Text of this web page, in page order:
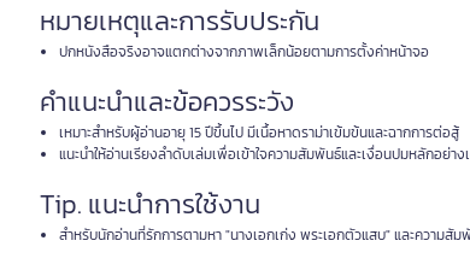
หมายเหตุและการรับประกัน
ปกหนังสือจริงอาจแตกต่างจากภาพเล็กน้อยตามการตั้งค่าหน้าจอ
คำแนะนำและข้อควรระวัง
เหมาะสำหรับผู้อ่านอายุ 15 ปีขึ้นไป มีเนื้อหาดราม่าเข้มข้นและฉากการต่อสู้
แนะนำให้อ่านเรียงลำดับเล่มเพื่อเข้าใจความสัมพันธ์และเงื่อนปมหลักอย่า
Tip. แนะนำการใช้งาน
สำหรับนักอ่านที่รักการตามหา "นางเอกเก่ง พระเอกตัวแสบ" และความสั